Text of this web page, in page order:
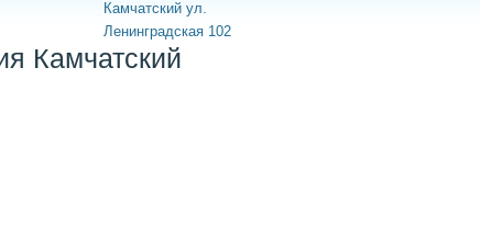
Камчатский ул.
Ленинградская 102
Камчатский